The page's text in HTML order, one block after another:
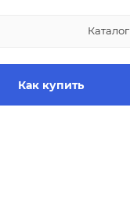
Каталог
Как купить